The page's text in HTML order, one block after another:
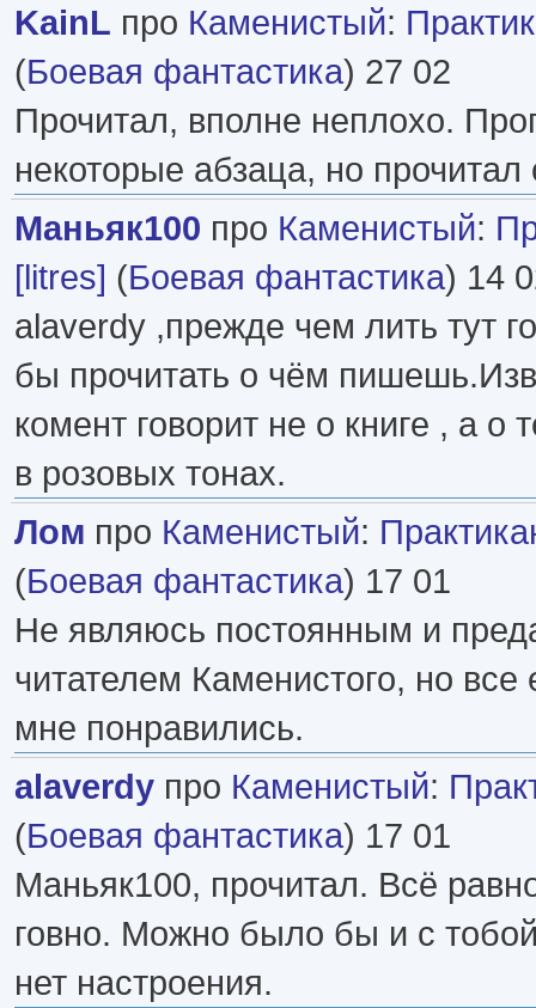
KainL про Каменистый:
(Боевая фантастика) 27 02
Прочитал, вполне неплохо.
некоторые абзаца, но прочитал
Маньяк100 про Каменистый:
[litres] (Боевая фантастика) 14
alaverdy ,прежде чем лить тут
бы прочитать о чём
комент говорит не о книге , а о
в розовых тонах.
Лом про Каменистый:
(Боевая фантастика) 17 01
Не являюсь постоянным и
читателем Каменистого, но все
мне понравились.
alaverdy про Каменистый:
(Боевая фантастика) 17 01
Маньяк100, прочитал. Всё
говно. Можно было бы и с
нет настроения.